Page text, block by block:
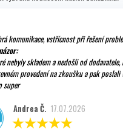
komunikace, vstřícnost při řešení
nebyly skladem a nedošli od
provedení na zkoušku a pak poslali
super
Andrea Č. 17.07.2026